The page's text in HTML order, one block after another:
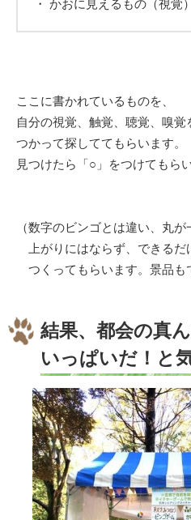
・ かおに見えるもの（視覚）
ここに書かれているものを、
自分の視覚、触覚、聴覚、嗅覚
つかって探しててもらいます。
見つけたら「○」をつけてもらい
（数字のビンゴとは違い、丸
上がりにはならず、できるだ
つくってもらいます。景品も
結果、都会の真
いっぱいだ！と